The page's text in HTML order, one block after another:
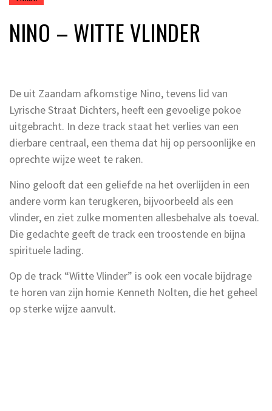
NINO – WITTE VLINDER
De uit Zaandam afkomstige Nino, tevens lid van
Lyrische Straat Dichters, heeft een gevoelige pokoe
uitgebracht. In deze track staat het verlies van een
dierbare centraal, een thema dat hij op persoonlijke en
oprechte wijze weet te raken.
Nino gelooft dat een geliefde na het overlijden in een
andere vorm kan terugkeren, bijvoorbeeld als een
vlinder, en ziet zulke momenten allesbehalve als toeval.
Die gedachte geeft de track een troostende en bijna
spirituele lading.
Op de track “Witte Vlinder” is ook een vocale bijdrage
te horen van zijn homie Kenneth Nolten, die het geheel
op sterke wijze aanvult.